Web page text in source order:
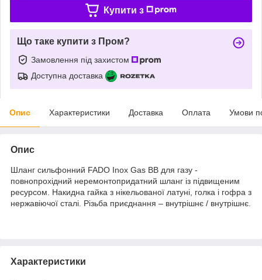
Купити з
Що таке купити з Пром?
Замовлення під захистом
Доступна доставка
Опис Характеристики Доставка Оплата Умови
Опис
Шланг сильфонний FADO Inox Gas ВВ для газу -
повнопрохідний неремонтопридатний шланг із підвищеним
ресурсом. Накидна гайка з нікельованої латуні, голка і гофра з
нержавіючої сталі. Різьба приєднання – внутрішнє / внутрішнє.
Характеристики